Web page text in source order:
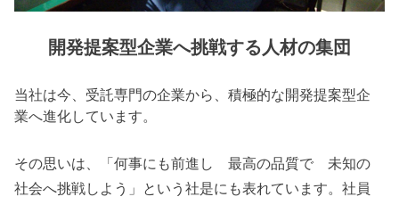
開発提案型企業へ挑戦する人材の集団
当社は今、受託専門の企業から、積極的な開発提案型企
業へ進化しています。
その思いは、「何事にも前進し 最高の品質で 未知の
社会へ挑戦しよう」という社是にも表れています。社員